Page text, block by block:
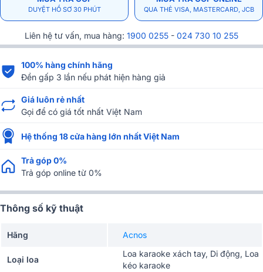
DUYỆT HỒ SƠ 30 PHÚT QUA THẺ VISA, MASTERCARD, JCB
Liên hệ tư vấn, mua hàng: 1900 0255 - 024 730 10 255
100% hàng chính hãng
Đền gấp 3 lần nếu phát hiện hàng giả
Giá luôn rẻ nhất
Gọi để có giá tốt nhất Việt Nam
Hệ thống 18 cửa hàng lớn nhất Việt Nam
Trả góp 0%
Trả góp online từ 0%
Thông số kỹ thuật
Hãng Acnos
Loại loa
Loa karaoke xách tay, Di động, Loa
kéo karaoke